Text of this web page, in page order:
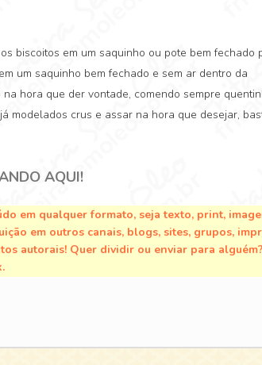
biscoitos em um saquinho ou pote bem fechado
um saquinho bem fechado e sem ar dentro da
hora que der vontade, comendo sempre
modelados crus e assar na hora que desejar,
AQUI!
em qualquer formato, seja texto, print,
em outros canais, blogs, sites, grupos,
autorais! Quer dividir ou enviar para